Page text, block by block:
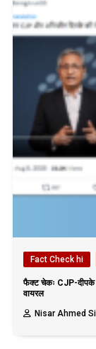
Fact Check hi
फैक्ट चेकः CJP-दीपके
वायरल
Nisar Ahmed